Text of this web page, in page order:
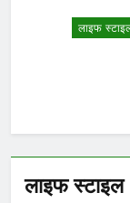
लाइफ स्टाइल
लाइफ